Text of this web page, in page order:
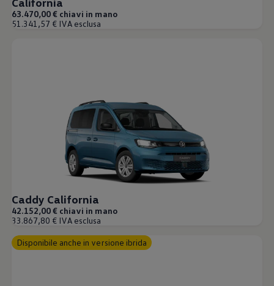
63.470,00 € chiavi in mano
51.341,57 € IVA esclusa
Caddy California
42.152,00 € chiavi in mano
33.867,80 € IVA esclusa
Disponibile anche in versione ibrida